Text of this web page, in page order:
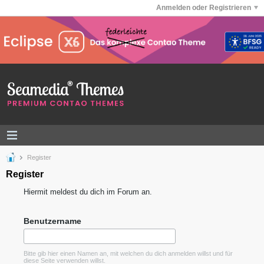
Anmelden oder Registrieren
Register
Register
Hiermit meldest du dich im Forum an.
Benutzername
Bitte gib hier einen Namen an, mit welchen du dich anmelden willst und für
diese Seite verwenden willst.